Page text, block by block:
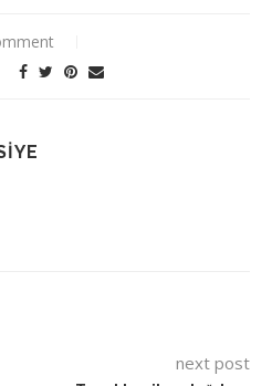
next post